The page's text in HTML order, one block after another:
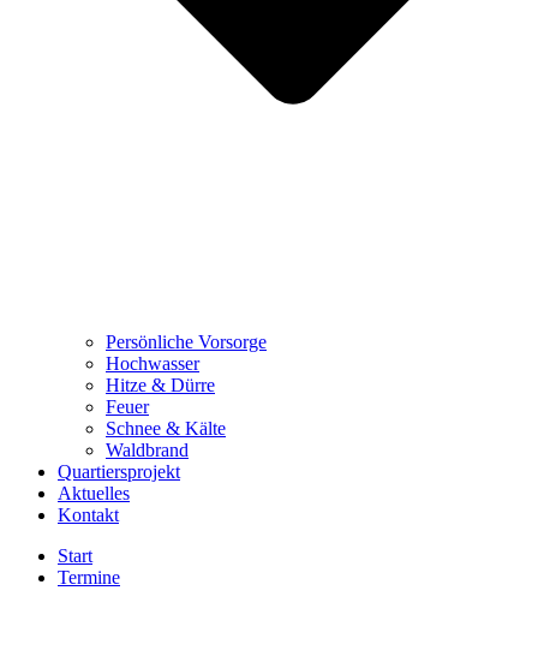
Persönliche Vorsorge
Hochwasser
Hitze & Dürre
Feuer
Schnee & Kälte
Waldbrand
Quartiersprojekt
Aktuelles
Kontakt
Start
Termine